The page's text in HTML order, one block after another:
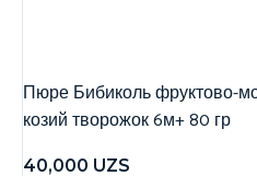
Пюре Бибиколь фруктово-
козий творожок 6м+ 80 гр
40,000 UZS